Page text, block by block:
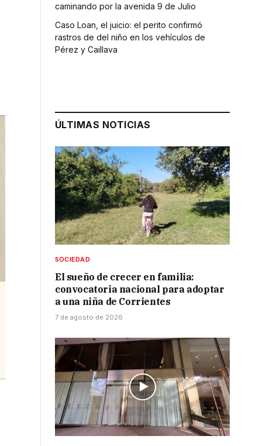
caminando por la avenida 9 de Julio
Caso Loan, el juicio: el perito confirmó
rastros de del niño en los vehículos de
Pérez y Caillava
ÚLTIMAS NOTICIAS
SOCIEDAD
El sueño de crecer en familia:
convocatoria nacional para adoptar
a una niña de Corrientes
7 de agosto de 2026